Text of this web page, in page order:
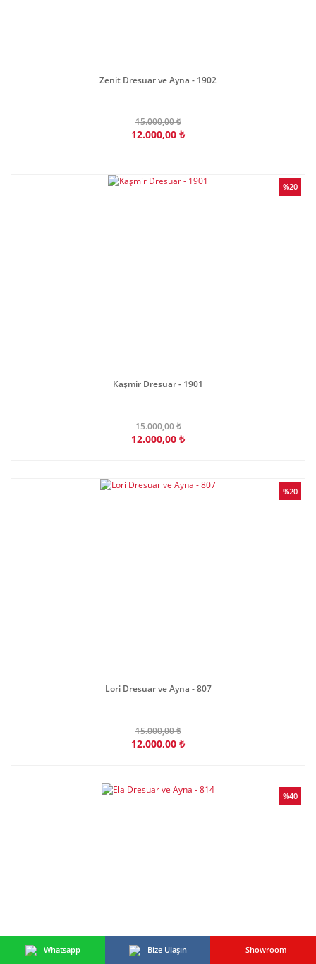
Zenit Dresuar ve Ayna - 1902
15.000,00 ₺
12.000,00 ₺
%20
Kaşmir Dresuar - 1901
15.000,00 ₺
12.000,00 ₺
%20
Lori Dresuar ve Ayna - 807
15.000,00 ₺
12.000,00 ₺
%40
Whatsapp Bize Ulaşın Showroom